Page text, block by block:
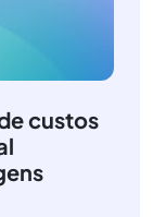
custos